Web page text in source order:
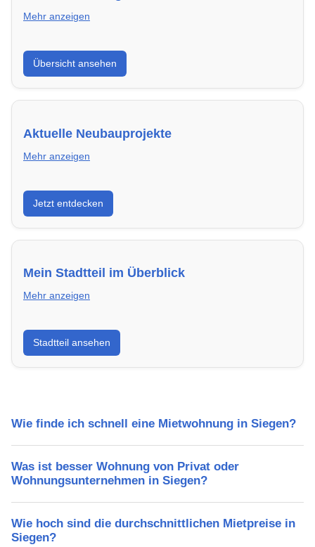
Mehr anzeigen
Hier findest du die wichtigsten Anbieter in Siegen –
von Genossenschaften bis zu privaten Vermietern.
Übersicht ansehen
Aktuelle Neubauprojekte
Mehr anzeigen
Entdecke Neubauprojekte in Siegen – modern,
energieeffizient und sofort bezugsfertig.
Jetzt entdecken
Mein Stadtteil im Überblick
Mehr anzeigen
Erfahre mehr über deinen Stadtteil in Siegen:
Lebensqualität, Verkehrsanbindung, Schulen,
Freizeitmöglichkeiten und Mietpreise.
Stadtteil ansehen
Wie finde ich schnell eine Mietwohnung in Siegen?
Was ist besser Wohnung von Privat oder
Wohnungsunternehmen in Siegen?
Wie hoch sind die durchschnittlichen Mietpreise in
Siegen?